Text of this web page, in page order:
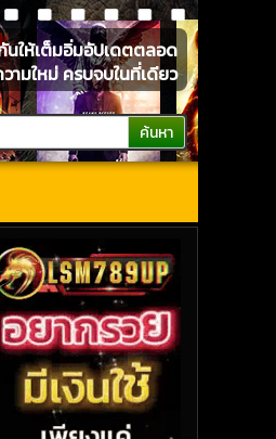
นให้เต็มอิ่มอัปเดตตลอด
ามใหม่ ครบจบในที่เดียว
ค้นหา